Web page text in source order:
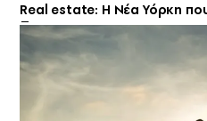
Real estate: H Νέα Υόρκη